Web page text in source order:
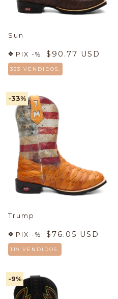
Sun
PIX -%: $90.77 USD
383 VENDIDOS.
-33%
Trump
PIX -%: $76.05 USD
119 VENDIDOS.
-9%